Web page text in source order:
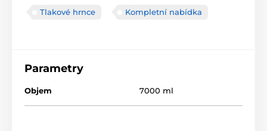
Tlakové hrnce Kompletní nabídka
Parametry
Objem 7000 ml